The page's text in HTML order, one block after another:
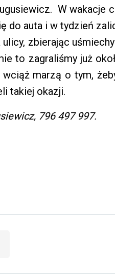
W wakacje
do auta i w tydzień
zbierając
to zagraliśmy już
wciąż marzą o tym,
takiej okazji.
796 497 997.